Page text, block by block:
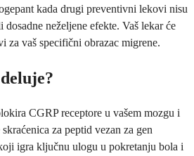
kada drugi preventivni lekovi nisu
neželjene efekte. Vaš lekar će
za vaš specifični obrazac migrene.
CGRP receptore u vašem mozgu i
za peptid vezan za gen
igra ključnu ulogu u pokretanju bola i